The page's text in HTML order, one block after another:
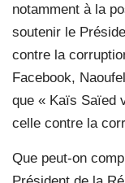
notamment à la
soutenir le
contre la
Facebook,
que « Kaïs Saïed
celle contre la
Que peut-on